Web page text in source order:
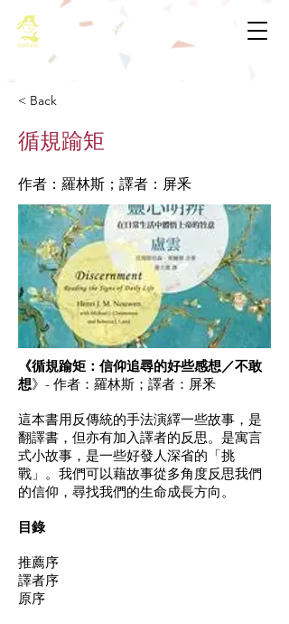
基督教佈道中心念恩堂
< Back
循規踰矩
作者：羅林斯；譯者：屏釆
《循規踰矩：信仰追尋的好些感想／不敢
想》- 作者：羅林斯；譯者：屏釆
這本書用反傳統的手法演繹一些故事，是
翻譯書，但亦有加入譯者的反思。是寓言
式小故事，是一些好發人深省的「挑
戰」。我們可以藉故事從多角度反思我們
的信仰，尋找我們的生命成長方向。
目錄
推薦序
譯者序
原序